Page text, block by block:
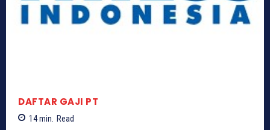
DAFTAR GAJI PT
14min. Read